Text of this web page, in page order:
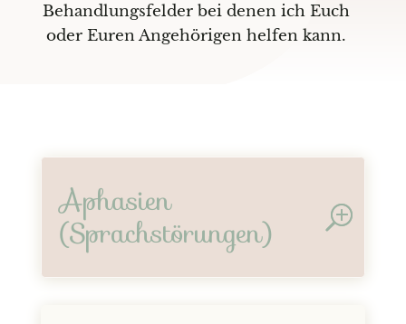
Behandlungsfelder bei denen ich Euch
oder Euren Angehörigen helfen kann.
Aphasien
(Sprachstörungen)